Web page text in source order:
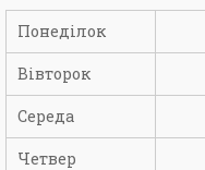
Понеділок
Вівторок
Середа
Четвер